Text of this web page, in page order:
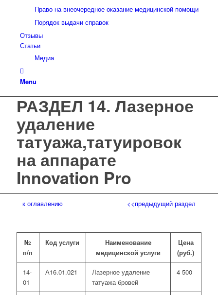
Право на внеочередное оказание медицинской помощи
Порядок выдачи справок
Отзывы
Статьи
Медиа
Menu
РАЗДЕЛ 14. Лазерное
удаление
татуажа,татуировок
на аппарате
Innovation Pro
к оглавлению <<предыдущий раздел
№
п/п
Код услуги
Наименование
медицинской услуги
Цена
(руб.)
14-
01
А16.01.021
Лазерное удаление
татуажа бровей
4 500